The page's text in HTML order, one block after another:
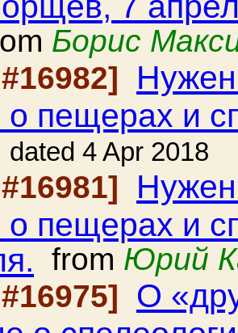
Борис
о пещерах и
dated 4 Apr 2018
о пещерах и
from Юрий
О